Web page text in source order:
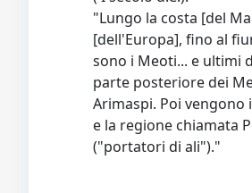
"Lungo la costa [del
[dell'Europa], fino al
sono i Meoti... e ultimi
parte posteriore dei
Arimaspi. Poi vengono
e la regione chiamata
("portatori di ali")."